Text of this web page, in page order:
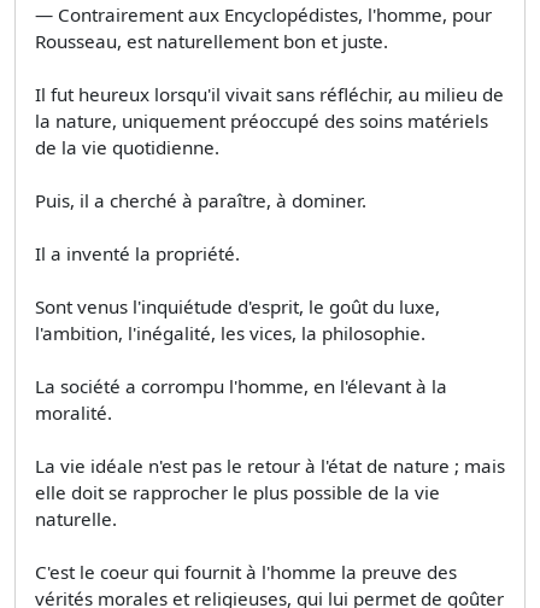
— Contrairement aux Encyclopédistes, l'homme, pour
Rousseau, est naturellement bon et juste.
Il fut heureux lorsqu'il vivait sans réfléchir, au milieu de
la nature, uniquement préoccupé des soins matériels
de la vie quotidienne.
Puis, il a cherché à paraître, à dominer.
Il a inventé la propriété.
Sont venus l'inquiétude d'esprit, le goût du luxe,
l'ambition, l'inégalité, les vices, la philosophie.
La société a corrompu l'homme, en l'élevant à la
moralité.
La vie idéale n'est pas le retour à l'état de nature ; mais
elle doit se rapprocher le plus possible de la vie
naturelle.
C'est le coeur qui fournit à l'homme la preuve des
vérités morales et religieuses, qui lui permet de goûter